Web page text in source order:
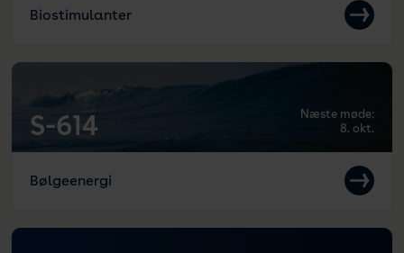
Biostimulanter
S-614
Næste møde:
8. okt.
Bølgeenergi